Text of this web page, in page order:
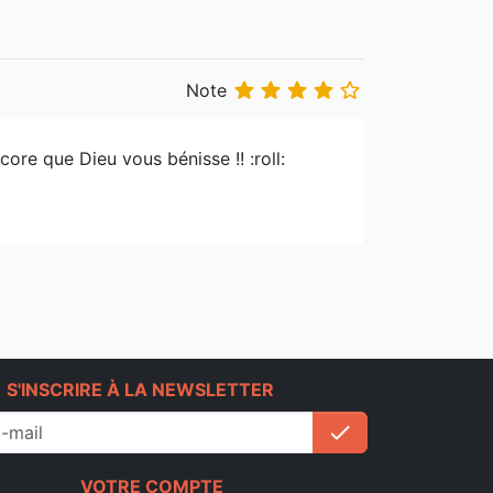
Note     
que Dieu vous bénisse !! :roll:
S'INSCRIRE À LA NEWSLETTER
check
VOTRE COMPTE